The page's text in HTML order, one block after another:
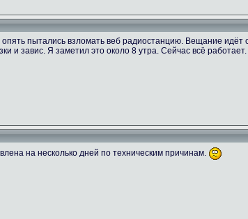
пытались взломать веб радиостанцию. Вещание идёт
и завис. Я заметил это около 8 утра. Сейчас всё работает.
на несколько дней по техническим причинам.